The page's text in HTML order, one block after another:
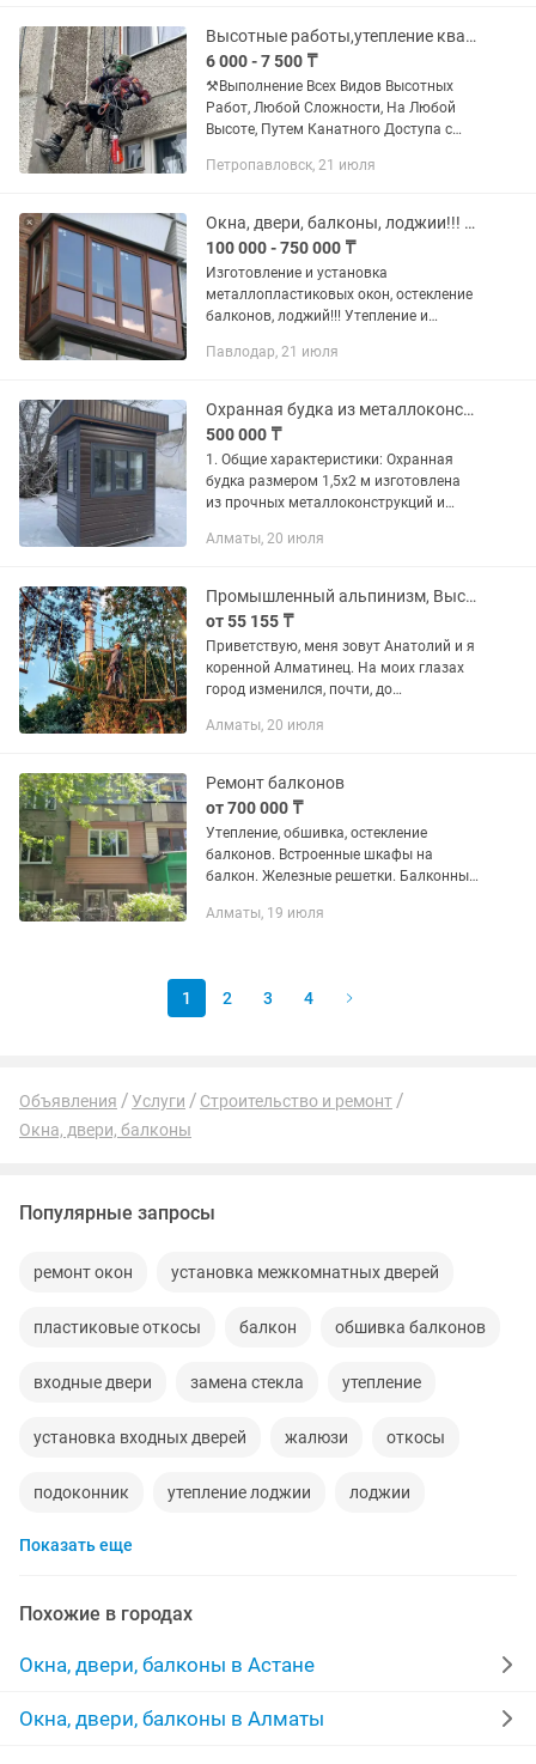
Высотные работы,утепление квартир,домов,межпанельных швов,альпинисты,крыши.
6 000 - 7 500 ₸
⚒️Выполнение Всех Видов Высотных
Работ, Любой Сложности, На Любой
Высоте, Путем Канатного Доступа с
Снаряжения.👷 1) Утепление Квартир,
Петропавловск, 21 июля
Окна, двери, балконы, лоджии!!! Утепление и внутренняя отделка!!!
100 000 - 750 000 ₸
Изготовление и установка
металлопластиковых окон, остекление
балконов, лоджий!!! Утепление и
лоджий!!! Качество, гарантия,
Павлодар, 21 июля
Охранная будка из металлоконструкции
500 000 ₸
1. Общие характеристики: Охранная
будка размером 1,5х2 м изготовлена
из прочных металлоконструкций и
территориях предприятий,
комплексов,...
Алматы, 20 июля
Промышленный альпинизм, Высотные работы, Альпинисты
от 55 155 ₸
Приветствую, меня зовут Анатолий и я
коренной Алматинец. На моих глазах
город изменился, почти, до
большим энтузиазмом привнесу свой
Алматы, 20 июля
Ремонт балконов
от 700 000 ₸
Утепление, обшивка, остекление
балконов. Встроенные шкафы на
балкон. Железные решетки. Балконные
Алматы, 19 июля
1 2 3 4
Объявления Услуги
Строительство и ремонт
Окна, двери, балконы
Популярные запросы
ремонт окон установка межкомнатных дверей
пластиковые откосы балкон обшивка балконов
входные двери замена стекла утепление
установка входных дверей жалюзи откосы
подоконник утепление лоджии лоджии
установка жалюзи
утепление стен ремонт любой сложности
офисные перегородки пластиковые балконы
Показать еще
Похожие в городах
Окна, двери, балконы в Астане
Окна, двери, балконы в Алматы